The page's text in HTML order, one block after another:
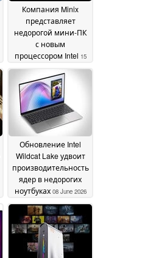
Компания Minix
представляет
недорогой мини-ПК
с новым
процессором Intel 15
Обновление Intel
Wildcat Lake удвоит
производительность
ядер в недорогих
ноутбуках 08 June 2026